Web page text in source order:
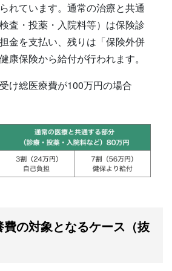
れています。通常の治療と共通
査・投薬・入院料等）は保険診
金を支払い、残りは「保険外併
康保険から給付が行われます。
け総医療費が100万円の場合
の対象となるケース（抜